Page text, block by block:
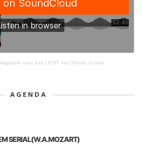
over aus LICHT met Renee Jonker
AGENDA
SERIAL(W.A.MOZART)